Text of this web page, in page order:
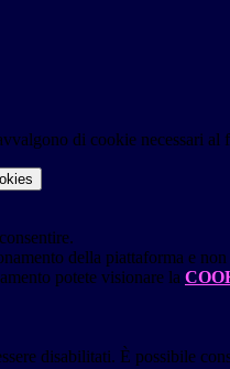
di cookie necessari
della piattaforma e
potete visionare la
disabilitati. È possibile